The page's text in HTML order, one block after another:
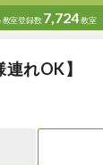
教室登録数 7,724教室
れOK】